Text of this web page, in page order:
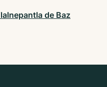
de Baz